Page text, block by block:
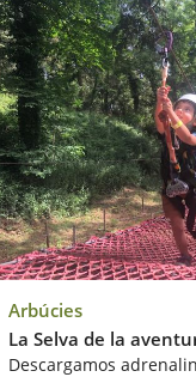
Arbúcies
La Selva de la